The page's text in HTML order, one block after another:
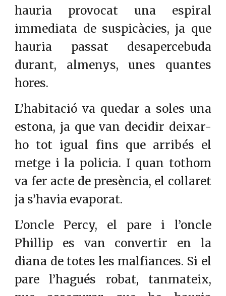
hauria provocat una espiral
immediata de suspicàcies, ja que
hauria passat desapercebuda
durant, almenys, unes quantes
hores.
L’habitació va quedar a soles una
estona, ja que van decidir deixar-
ho tot igual fins que arribés el
metge i la policia. I quan tothom
va fer acte de presència, el collaret
ja s’havia evaporat.
L’oncle Percy, el pare i l’oncle
Phillip es van convertir en la
diana de totes les malfiances. Si el
pare l’hagués robat, tanmateix,